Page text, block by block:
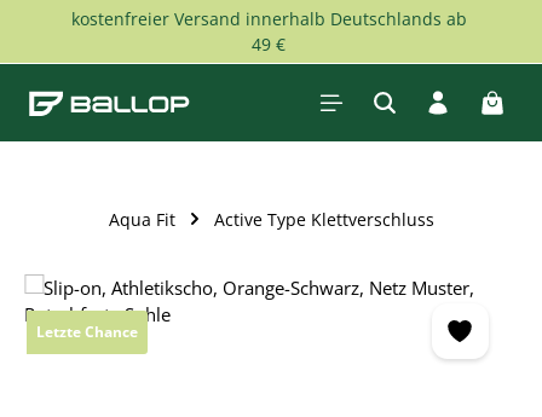
Zum Hauptinhalt springen
kostenfreier Versand innerhalb Deutschlands ab
49 €
Aqua Fit Active Type Klettverschluss
Bildergalerie überspringen
Letzte Chance